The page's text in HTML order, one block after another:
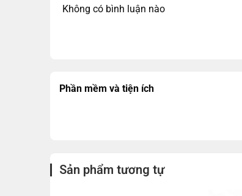
Không có bình luận nào
Phần mềm và tiện ích
Sản phẩm tương tự